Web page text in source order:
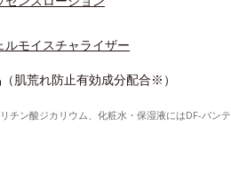
ルモイスチャライザー
肌荒れ防止有効成分配合※）
チン酸ジカリウム、化粧水・保湿液にはDF-パン